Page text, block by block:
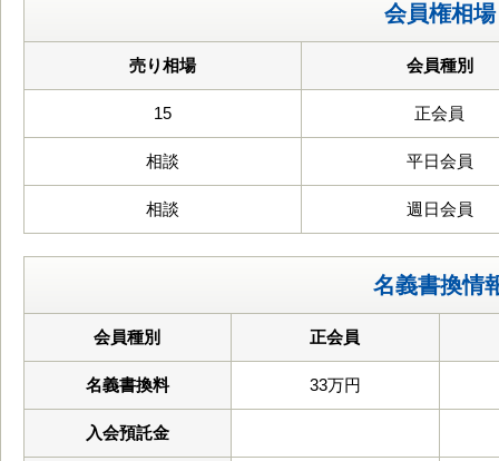
会員権相場
売り相場 会員種別
15 正会員
相談 平日会員
相談 週日会員
名義書換情
会員種別 正会員
名義書換料 33万円
入会預託金